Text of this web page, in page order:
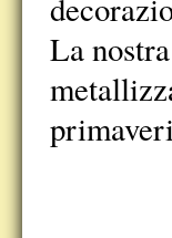
La